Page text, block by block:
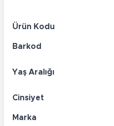
Ürün Kodu
Barkod
Yaş Aralığı
Cinsiyet
Marka